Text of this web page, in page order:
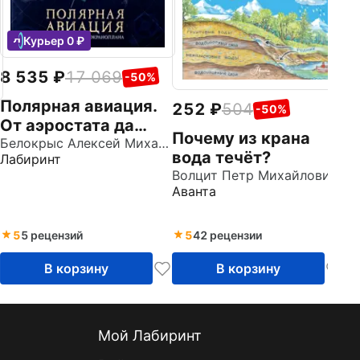
Курьер 0 ₽
8 535 17 069 -50%
Полярная авиация.
От аэростата да
экраноплана
Белокрыс Алексей Михайлович
Лабиринт
55 рецензий
В корзину
252 504 -50%
Почему из крана
вода течёт?
Волцит Петр Михайлович
Аванта
542 рецензии
В корзину
Мой Лабиринт